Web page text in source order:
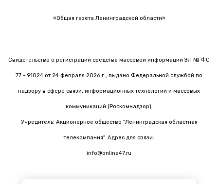
«Общая газета Ленинградской области»
Свидетельство о регистрации средства массовой информации ЭЛ № ФС
77 - 91024 от 24 февраля 2026 г., выдано Федеральной службой по
надзору в сфере связи, информационных технологий и массовых
коммуникаций (Роскомнадзор).
Учредитель: Акционерное общество "Ленинградская областная
телекомпания". Адрес для связи:
info@online47.ru